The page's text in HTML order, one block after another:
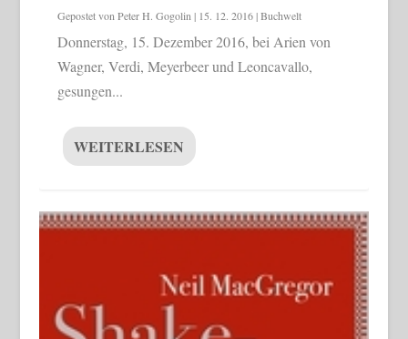
Gepostet von Peter H. Gogolin | 15. 12. 2016|Buchwelt
Donnerstag, 15. Dezember 2016, bei Arien von
Wagner, Verdi, Meyerbeer und Leoncavallo,
gesungen...
WEITERLESEN